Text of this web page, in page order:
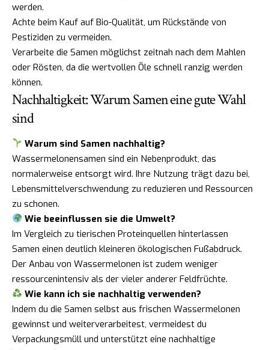
werden.
Achte beim Kauf auf Bio-Qualität, um Rückstände von
Pestiziden zu vermeiden.
Verarbeite die Samen möglichst zeitnah nach dem Mahlen
oder Rösten, da die wertvollen Öle schnell ranzig werden
können.
Nachhaltigkeit: Warum Samen eine gute Wahl
sind
Warum sind Samen nachhaltig?
Wassermelonensamen sind ein Nebenprodukt, das
normalerweise entsorgt wird. Ihre Nutzung trägt dazu bei,
Lebensmittelverschwendung zu reduzieren und Ressourcen
zu schonen.
Wie beeinflussen sie die Umwelt?
Im Vergleich zu tierischen Proteinquellen hinterlassen
Samen einen deutlich kleineren ökologischen Fußabdruck.
Der Anbau von Wassermelonen ist zudem weniger
ressourcenintensiv als der vieler anderer Feldfrüchte.
Wie kann ich sie nachhaltig verwenden?
Indem du die Samen selbst aus frischen Wassermelonen
gewinnst und weiterverarbeitest, vermeidest du
Verpackungsmüll und unterstützt eine nachhaltige